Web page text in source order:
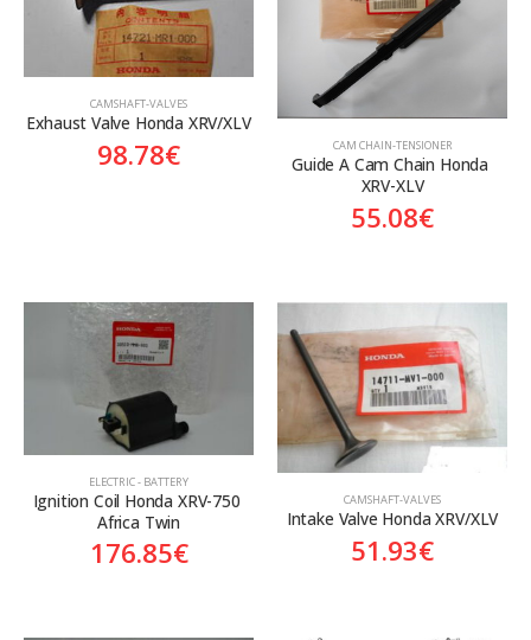
CAMSHAFT-VALVES
Exhaust Valve Honda XRV/XLV
98.78€ CAM CHAIN-TENSIONER
Guide A Cam Chain Honda
XRV-XLV
55.08€
ELECTRIC - BATTERY
Ignition Coil Honda XRV-750
Africa Twin
176.85€
CAMSHAFT-VALVES
Intake Valve Honda XRV/XLV
51.93€